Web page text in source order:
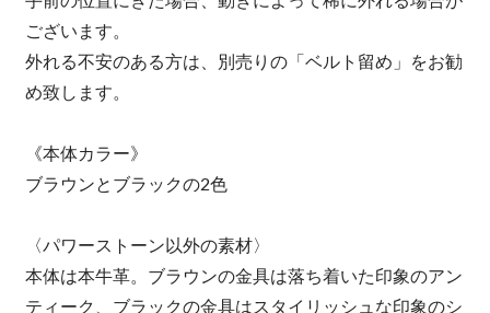
ございます。
外れる不安のある方は、別売りの「ベルト留め」をお勧
め致します。
《本体カラー》
ブラウンとブラックの2色
〈パワーストーン以外の素材〉
本体は本牛革。ブラウンの金具は落ち着いた印象のアン
ティーク、ブラックの金具はスタイリッシュな印象のシ